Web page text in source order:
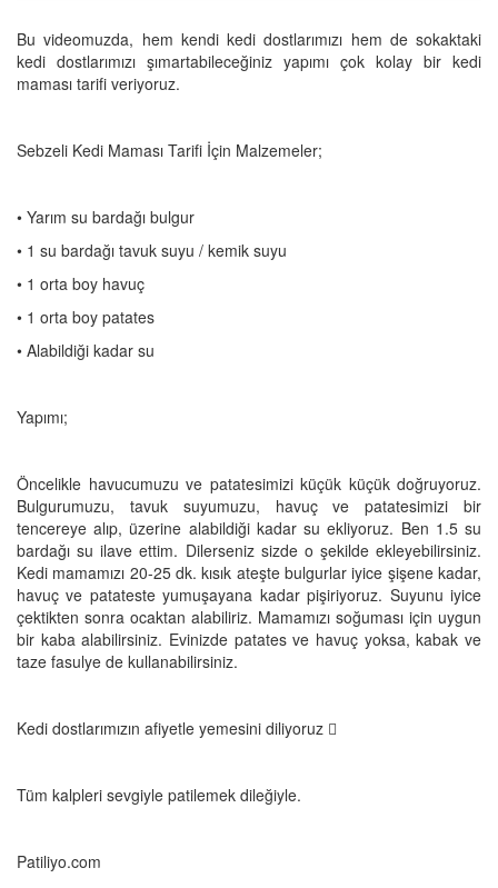
Bu videomuzda, hem kendi kedi dostlarımızı hem de sokaktaki
kedi dostlarımızı şımartabileceğiniz yapımı çok kolay bir kedi
maması tarifi veriyoruz.
Sebzeli Kedi Maması Tarifi İçin Malzemeler;
• Yarım su bardağı bulgur
• 1 su bardağı tavuk suyu / kemik suyu
• 1 orta boy havuç
• 1 orta boy patates
• Alabildiği kadar su
Yapımı;
Öncelikle havucumuzu ve patatesimizi küçük küçük doğruyoruz.
Bulgurumuzu, tavuk suyumuzu, havuç ve patatesimizi bir
tencereye alıp, üzerine alabildiği kadar su ekliyoruz. Ben 1.5 su
bardağı su ilave ettim. Dilerseniz sizde o şekilde ekleyebilirsiniz.
Kedi mamamızı 20-25 dk. kısık ateşte bulgurlar iyice şişene kadar,
havuç ve patateste yumuşayana kadar pişiriyoruz. Suyunu iyice
çektikten sonra ocaktan alabiliriz. Mamamızı soğuması için uygun
bir kaba alabilirsiniz. Evinizde patates ve havuç yoksa, kabak ve
taze fasulye de kullanabilirsiniz.
Kedi dostlarımızın afiyetle yemesini diliyoruz 
Tüm kalpleri sevgiyle patilemek dileğiyle.
Patiliyo.com